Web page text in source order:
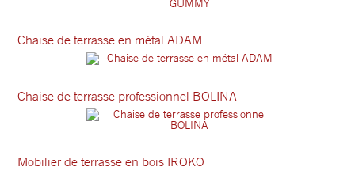
Chaise de terrasse en métal ADAM
Chaise de terrasse professionnel BOLINA
Mobilier de terrasse en bois IROKO